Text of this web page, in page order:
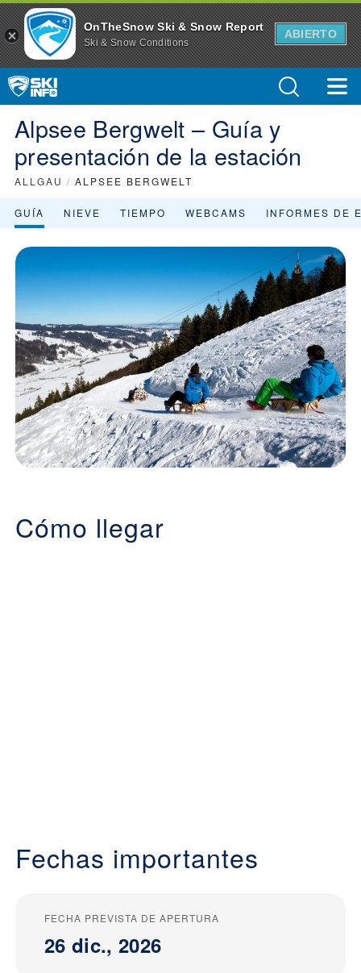
OnTheSnow Ski & Snow Report
Ski & Snow Conditions
ABIERTO
Alpsee Bergwelt – Guía y
presentación de la estación
ALLGAU / ALPSEE BERGWELT
GUÍA NIEVE TIEMPO WEBCAMS INFORMES DE
Cómo llegar
Fechas importantes
FECHA PREVISTA DE APERTURA
26 dic., 2026
Alpsee Bergwelt Estación de esquí - Descripción general de la